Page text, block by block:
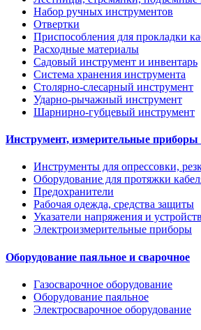
Набор ручных инструментов
Отвертки
Приспособления для прокладки
Расходные материалы
Садовый инструмент и инвентарь
Система хранения инструмента
Столярно-слесарный инструмент
Ударно-рычажный инструмент
Шарнирно-губцевый инструмент
Инструмент, измерительные приборы
Инструменты для опрессовки,
Оборудование для протяжки
Предохранители
Рабочая одежда, средства защиты
Указатели напряжения и
Электроизмерительные приборы
Оборудование паяльное и сварочное
Газосварочное оборудование
Оборудование паяльное
Электросварочное оборудование